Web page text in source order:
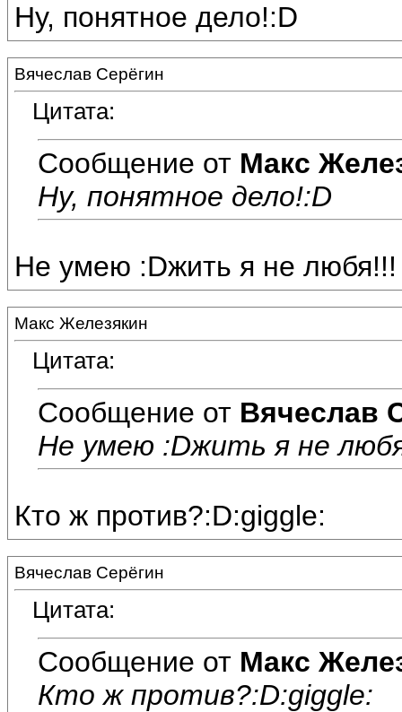
Ну, понятное дело!:D
Вячеслав Серёгин
Цитата:
Сообщение от Макс
Ну, понятное дело!:D
Не умею :Dжить я не любя!!!
Макс Железякин
Цитата:
Сообщение от Вячеслав
Не умею :Dжить я не
Кто ж против?:D:giggle:
Вячеслав Серёгин
Цитата:
Сообщение от Макс
Кто ж против?:D:giggle: